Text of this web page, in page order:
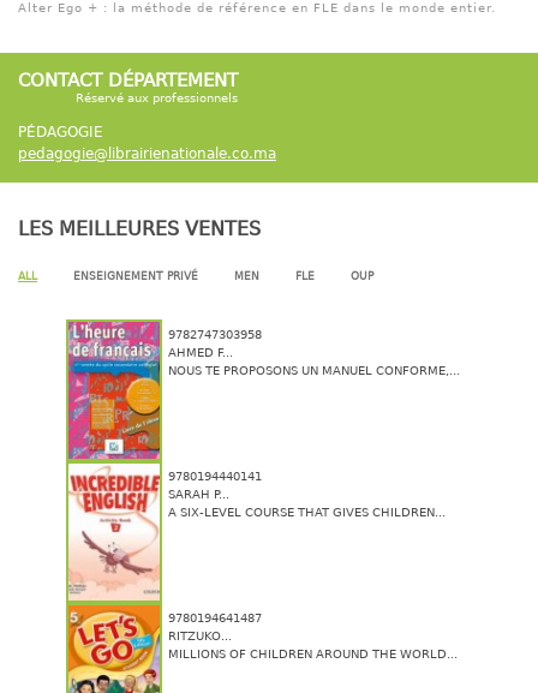
Alter Ego + : la méthode de référence en FLE dans le monde entier.
CONTACT DÉPARTEMENT
Réservé aux professionnels
PÉDAGOGIE
pedagogie@librairienationale.co.ma
LES MEILLEURES VENTES
ALL ENSEIGNEMENT PRIVÉ MEN FLE OUP
9782747303958
AHMED F...
NOUS TE PROPOSONS UN MANUEL CONFORME,...
9780194440141
SARAH P...
A SIX-LEVEL COURSE THAT GIVES CHILDREN...
9780194641487
RITZUKO...
MILLIONS OF CHILDREN AROUND THE WORLD...